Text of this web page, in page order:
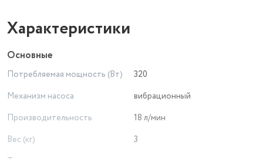
Характеристики
Основные
Потребляемая мощность (Вт)
320
Механизм насоса
вибрационный
Производительность
18 л/мин
Вес (кг)
3